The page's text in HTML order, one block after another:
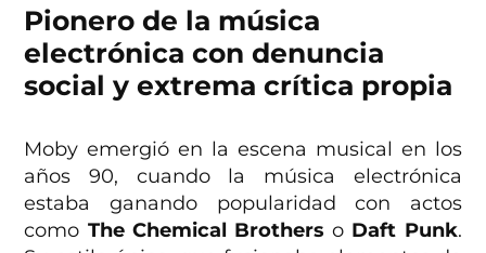
Pionero de la música
electrónica con denuncia
social y extrema crítica propia
Moby emergió en la escena musical en los
años 90, cuando la música electrónica
estaba ganando popularidad con actos
como The Chemical Brothers o Daft Punk.